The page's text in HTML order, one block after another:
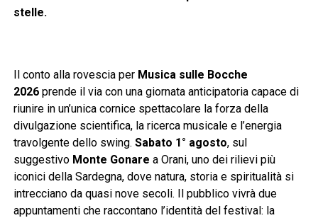
stelle.
Il conto alla rovescia per Musica sulle Bocche
2026prende il via con una giornata anticipatoria capace di
riunire in un’unica cornice spettacolare la forza della
divulgazione scientifica, la ricerca musicale e l’energia
travolgente dello swing. Sabato 1° agosto, sul
suggestivo Monte Gonare a Orani, uno dei rilievi più
iconici della Sardegna, dove natura, storia e spiritualità si
intrecciano da quasi nove secoli. Il pubblico vivrà due
appuntamenti che raccontano l’identità del festival: la